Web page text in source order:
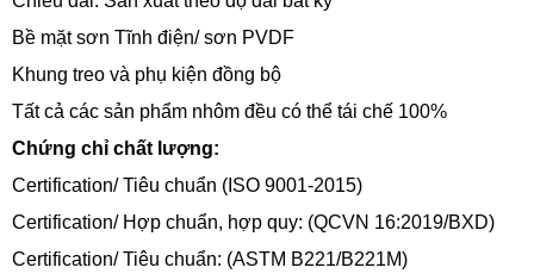
Bề mặt sơn Tĩnh điện/ sơn PVDF
Khung treo và phụ kiện đồng bộ
Tất cả các sản phẩm nhôm đều có thể tái chế 100%
Chứng chỉ chất lượng:
Certification/ Tiêu chuẩn (ISO 9001-2015)
Certification/ Hợp chuẩn, hợp quy: (QCVN 16:2019/BXD)
Certification/ Tiêu chuẩn: (ASTM B221/B221M)